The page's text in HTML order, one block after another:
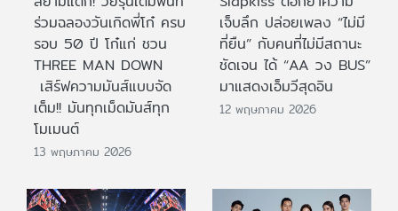
ร่วมฉลองวันเกิดพี่โก๋ ครบ
รอบ 50 ปี โก๋แก่ ชวน
THREE MAN DOWN
เสิร์ฟความมันส์แบบจัด
เต็ม!! มันทุกเม็ดมันส์ทุก
โมเมนต์
13 พฤษภาคม 2026
เจ็บลึก ปล่อยเพลง “ไม่มี
ที่ยืน” กับคนที่ไม่มีสถานะ
ชัดเจน ได้ “AA วง BUS”
มาแสดงเอ็มวีสุดอิน
12 พฤษภาคม 2026